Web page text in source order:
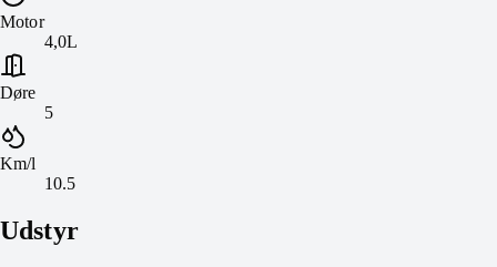
Motor
4,0L
Døre
5
Km/l
10.5
Udstyr